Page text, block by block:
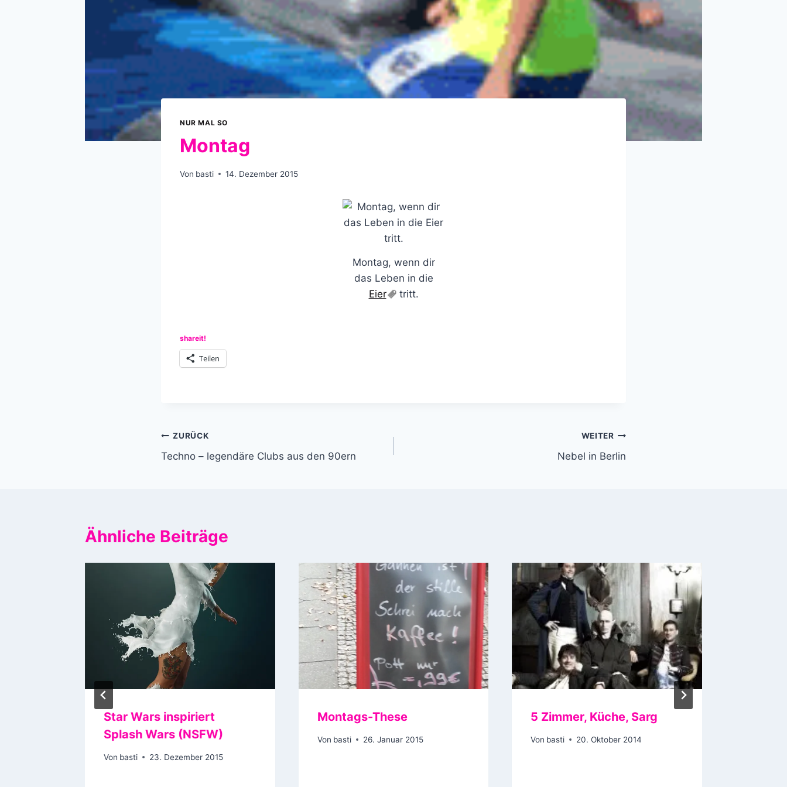
NUR MAL SO
Montag
Von basti 14. Dezember 2015
Montag, wenn dir
das Leben in die
Eier
tritt.
shareit!
Teilen
Beitragsnavigation
ZURÜCK
Techno – legendäre Clubs aus den 90ern
WEITER
Nebel in Berlin
Ähnliche Beiträge
Star Wars inspiriert
Splash Wars (NSFW)
Von basti 23. Dezember 2015
Montags-These
Von basti 26. Januar 2015
5 Zimmer, Küche, Sarg
Von basti 20. Oktober 2014